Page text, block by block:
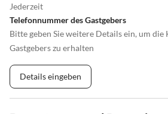
Jederzeit
Telefonnummer des Gastgebers
Bitte geben Sie weitere Details ein, um
Gastgebers zu erhalten
Details eingeben